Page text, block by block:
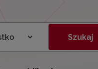
Szukaj